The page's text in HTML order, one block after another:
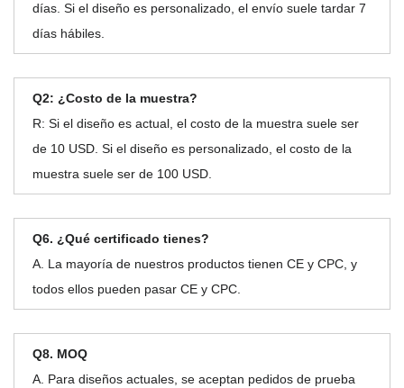
días. Si el diseño es personalizado, el envío suele tardar 7
días hábiles.
Q2: ¿Costo de la muestra?
R: Si el diseño es actual, el costo de la muestra suele ser
de 10 USD. Si el diseño es personalizado, el costo de la
muestra suele ser de 100 USD.
Q6. ¿Qué certificado tienes?
A. La mayoría de nuestros productos tienen CE y CPC, y
todos ellos pueden pasar CE y CPC.
Q8. MOQ
A. Para diseños actuales, se aceptan pedidos de prueba